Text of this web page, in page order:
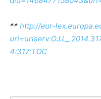
** http://eur-
4:317:TOC